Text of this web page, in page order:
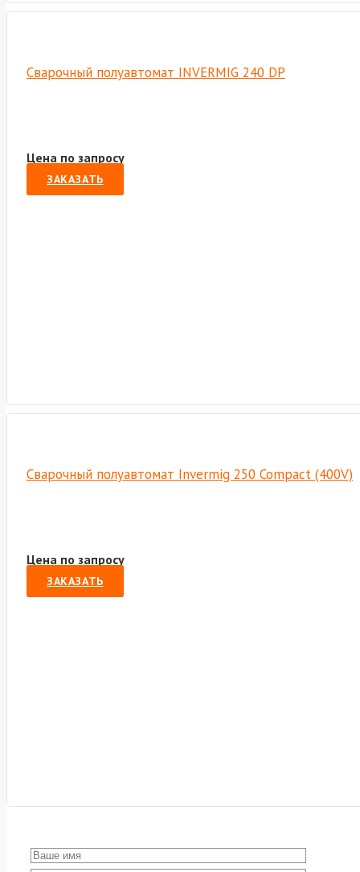
Сварочный полуавтомат INVERMIG 240 DP
Цена по запросу
ЗАКАЗАТЬ
Сварочный полуавтомат Invermig 250 Compact (400V)
Цена по запросу
ЗАКАЗАТЬ